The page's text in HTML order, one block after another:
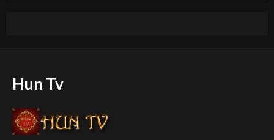
Hun Tv